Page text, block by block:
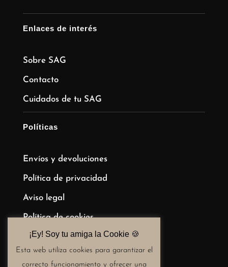
Enlaces de interés
Sobre SAG
Contacto
Cuidados de tu SAG
Políticas
Envíos y devoluciones
Política de privacidad
Aviso legal
Política de cookies
Términos y condiciones de compra
¡Ey! Soy tu amiga la Cookie 🍪​
Esta web utiliza cookies para garantizar el
correcto funcionamiento y ofrecer una